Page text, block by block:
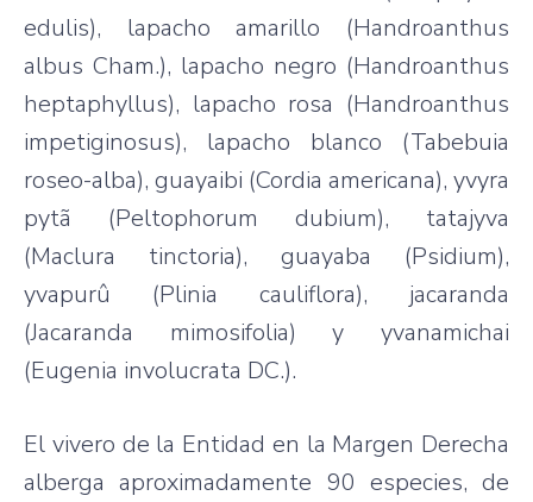
edulis), lapacho amarillo (Handroanthus
albus Cham.), lapacho negro (Handroanthus
heptaphyllus), lapacho rosa (Handroanthus
impetiginosus), lapacho blanco (Tabebuia
roseo-alba), guayaibi (Cordia americana), yvyra
pytã (Peltophorum dubium), tatajyva
(Maclura tinctoria), guayaba (Psidium),
yvapurû (Plinia cauliflora), jacaranda
(Jacaranda mimosifolia) y yvanamichai
(Eugenia involucrata DC.).
El vivero de la Entidad en la Margen Derecha
alberga aproximadamente 90 especies, de